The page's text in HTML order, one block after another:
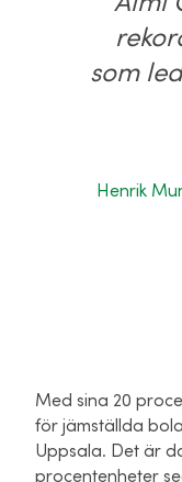
som
Henrik
Med sina 20
för jämställda
Uppsala. Det är
procentenheter